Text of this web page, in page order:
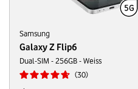
Samsung
Galaxy Z Flip6
Dual-SIM - 256GB - Weiss
30